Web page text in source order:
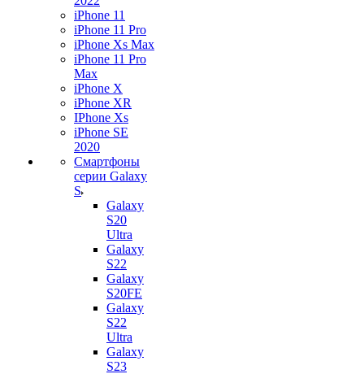
iPhone 11
iPhone 11 Pro
iPhone Xs Max
iPhone 11 Pro
Max
iPhone X
iPhone XR
IPhone Xs
iPhone SE
2020
Смартфоны
серии Galaxy
S
Galaxy
S20
Ultra
Galaxy
S22
Galaxy
S20FE
Galaxy
S22
Ultra
Galaxy
S23